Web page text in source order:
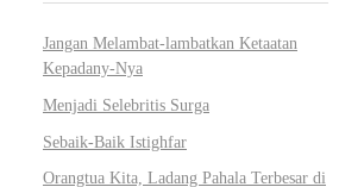
Jangan Melambat-lambatkan Ketaatan
Kepadany-Nya
Menjadi Selebritis Surga
Sebaik-Baik Istighfar
Orangtua Kita, Ladang Pahala Terbesar di